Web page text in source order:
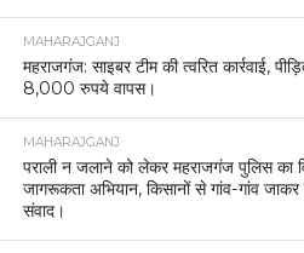
MAHARAJGANJ
महराजगंज: साइबर टीम की त्वरित कार्रवाई,
8,000 रुपये वापस।
MAHARAJGANJ
पराली न जलाने को लेकर महराजगंज पुलिस का
जागरूकता अभियान, किसानों से गांव-गांव जाकर
संवाद।